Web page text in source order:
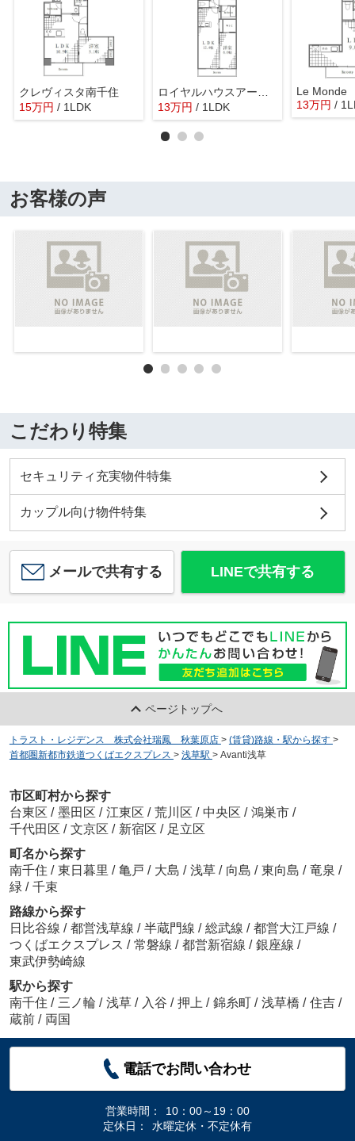
クレヴィスタ南千住
15万円 / 1LDK
ロイヤルハウスアール１
13万円 / 1LDK
Le Monde
13万円 /
お客様の声
こだわり特集
セキュリティ充実物件特集
カップル向け物件特集
メールで共有する LINEで共有する
ページトップへ
トラスト・レジデンス 株式会社瑞鳳 秋葉原店 > (賃貸)路線・駅から探す >
首都圏新都市鉄道つくばエクスプレス > 浅草駅 > Avanti浅草
市区町村から探す
台東区 / 墨田区 / 江東区 / 荒川区 / 中央区 / 鴻巣市 /
千代田区 / 文京区 / 新宿区 / 足立区
町名から探す
南千住 / 東日暮里 / 亀戸 / 大島 / 浅草 / 向島 / 東向島 / 竜泉 /
緑 / 千束
路線から探す
日比谷線 / 都営浅草線 / 半蔵門線 / 総武線 / 都営大江戸線 /
つくばエクスプレス / 常磐線 / 都営新宿線 / 銀座線 /
東武伊勢崎線
駅から探す
南千住 / 三ノ輪 / 浅草 / 入谷 / 押上 / 錦糸町 / 浅草橋 / 住吉 /
蔵前 / 両国
電話でお問い合わせ
営業時間：
10：00～19：00
定休日：
水曜定休・不定休有